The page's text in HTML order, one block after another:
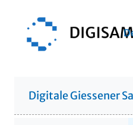
Digitale Giessener